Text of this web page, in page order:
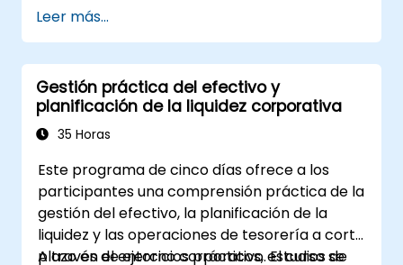
general y el estado de flujos de efectivo.
Aplicar razones financieras clave para
evaluar la salud financiera de una
empresa.
Desarrollar y gestionar presupuestos y
realizar análisis de variaciones para
Utilizar el análisis de punto de equilibrio
para apoyar decisiones operativas y
estratégicas.
Leer más...
Gestión práctica del efectivo y
planificación de la liquidez corporativa
35 Horas
Este programa de cinco días ofrece a los
participantes una comprensión práctica de la
gestión del efectivo, la planificación de la
liquidez y las operaciones de tesorería a corto
plazo en el entorno corporativo. El curso se
A través de ejercicios prácticos, estudios de